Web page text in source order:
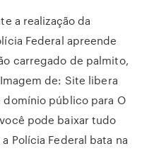
a realização da
Federal apreende
carregado de palmito,
de: Site libera
público para O
pode baixar tudo
Polícia Federal bata na